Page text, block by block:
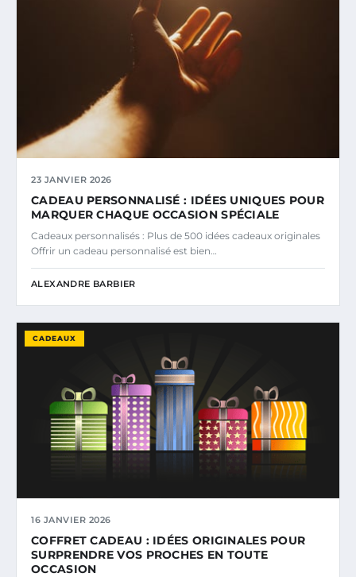
23 JANVIER 2026
CADEAU PERSONNALISÉ : IDÉES UNIQUES POUR
MARQUER CHAQUE OCCASION SPÉCIALE
Cadeaux personnalisés : Plus de 500 idées cadeaux originales
Offrir un cadeau personnalisé est bien…
ALEXANDRE BARBIER
CADEAUX
16 JANVIER 2026
COFFRET CADEAU : IDÉES ORIGINALES POUR
SURPRENDRE VOS PROCHES EN TOUTE
OCCASION